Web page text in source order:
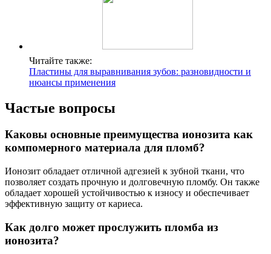
Читайте также:
Пластины для выравнивания зубов: разновидности и
нюансы применения
Частые вопросы
Каковы основные преимущества ионозита как
компомерного материала для пломб?
Ионозит обладает отличной адгезией к зубной ткани, что
позволяет создать прочную и долговечную пломбу. Он также
обладает хорошей устойчивостью к износу и обеспечивает
эффективную защиту от кариеса.
Как долго может прослужить пломба из
ионозита?